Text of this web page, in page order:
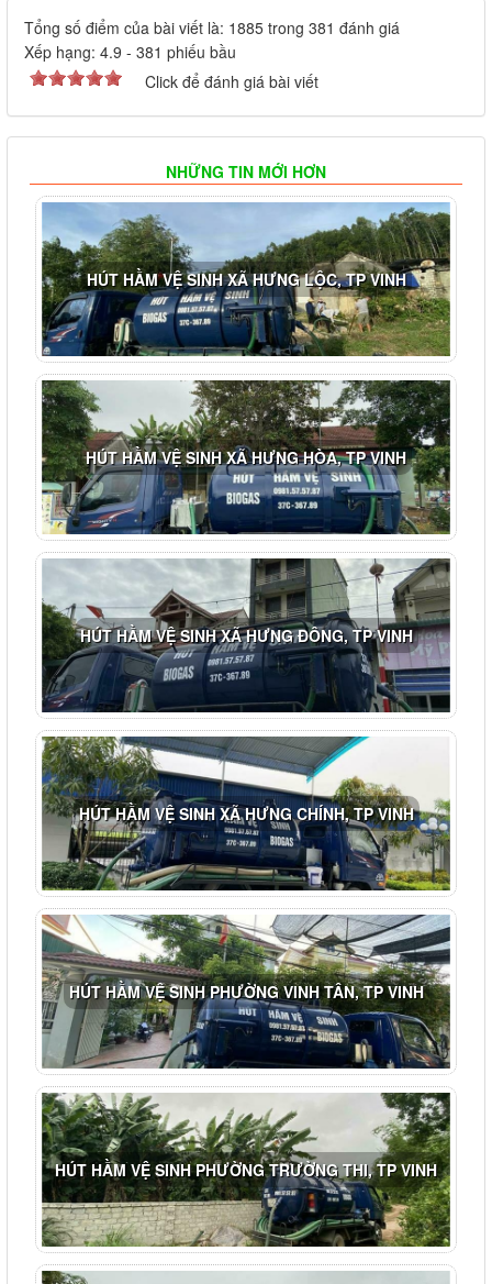
Tổng số điểm của bài viết là: 1885 trong 381 đánh giá
Xếp hạng: 4.9 - 381 phiếu bầu
Click để đánh giá bài viết
NHỮNG TIN MỚI HƠN
HÚT HẦM VỆ SINH XÃ HƯNG LỘC, TP VINH
HÚT HẦM VỆ SINH XÃ HƯNG HÒA, TP VINH
HÚT HẦM VỆ SINH XÃ HƯNG ĐÔNG, TP VINH
HÚT HẦM VỆ SINH XÃ HƯNG CHÍNH, TP VINH
HÚT HẦM VỆ SINH PHƯỜNG VINH TÂN, TP VINH
HÚT HẦM VỆ SINH PHƯỜNG TRƯỜNG THI, TP VINH